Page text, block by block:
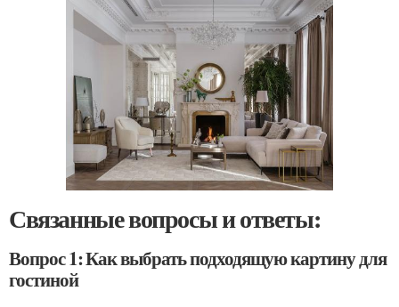
Связанные вопросы и ответы:
Вопрос 1: Как выбрать подходящую картину для
гостиной